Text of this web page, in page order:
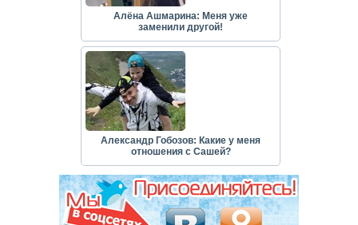
Алёна Ашмарина: Меня уже
заменили другой!
Александр Гобозов: Какие у меня
отношения с Сашей?